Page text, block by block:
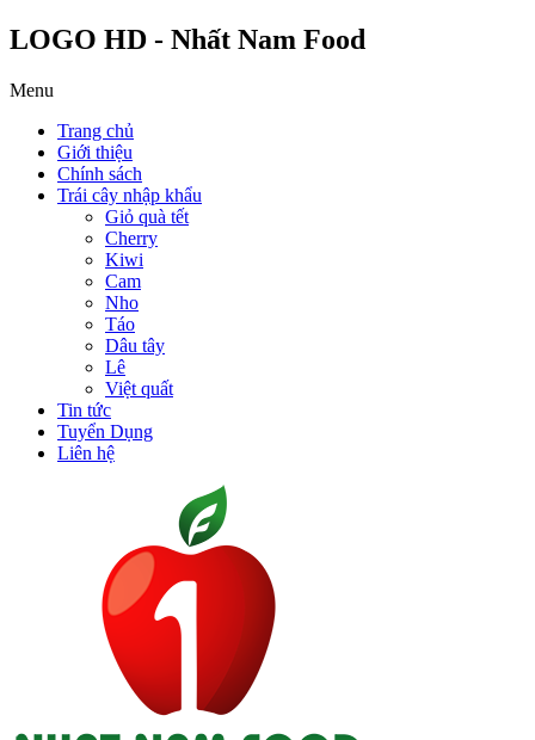
LOGO HD - Nhất Nam Food
Menu
Trang chủ
Giới thiệu
Chính sách
Trái cây nhập khẩu
Giỏ quà tết
Cherry
Kiwi
Cam
Nho
Táo
Dâu tây
Lê
Việt quất
Tin tức
Tuyển Dụng
Liên hệ